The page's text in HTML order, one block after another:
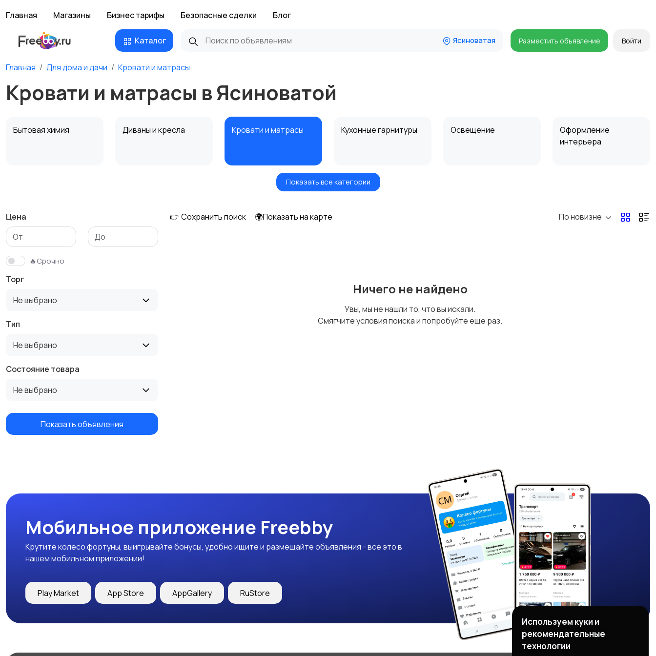
Главная Магазины Бизнес тарифы Безопасные сделки Блог
Каталог Ясиноватая Разместить объявление Войти
Главная Для дома и дачи Кровати и матрасы
Кровати и матрасы в Ясиноватой
Бытовая химия Диваны и кресла Кровати и матрасы Кухонные гарнитуры Освещение
Оформление
интерьера
Растения и семена
Столы и стулья Текстиль и ковры
Показать все категории
Цена
🔥Срочно
Торг
Не выбрано
Тип
Не выбрано
Состояние товара
Не выбрано
Показать объявления
👉 Сохранить поиск 🌍Показать на карте По новизне
Ничего не найдено
Увы, мы не нашли то, что вы искали.
Смягчите условия поиска и попробуйте еще раз.
Мобильное приложение Freebby
Крутите колесо фортуны, выигрывайте бонусы, удобно ищите и размещайте объявления - все это в
нашем мобильном приложении!
Play Market App Store AppGallery RuStore
Используем куки и
рекомендательные
технологии